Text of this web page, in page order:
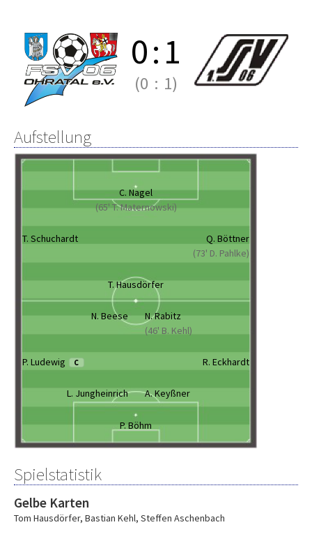
0:1
(0 : 1)
Aufstellung
C. Nagel
(65' T. Maternowski)
T. Schuchardt
Q. Böttner
(73' D. Pahlke)
T. Hausdörfer
N. Beese
N. Rabitz
(46' B. Kehl)
P. Ludewig C R. Eckhardt
L. Jungheinrich A. Keyßner
P. Böhm
Spielstatistik
Gelbe Karten
Tom Hausdörfer, Bastian Kehl, Steffen Aschenbach